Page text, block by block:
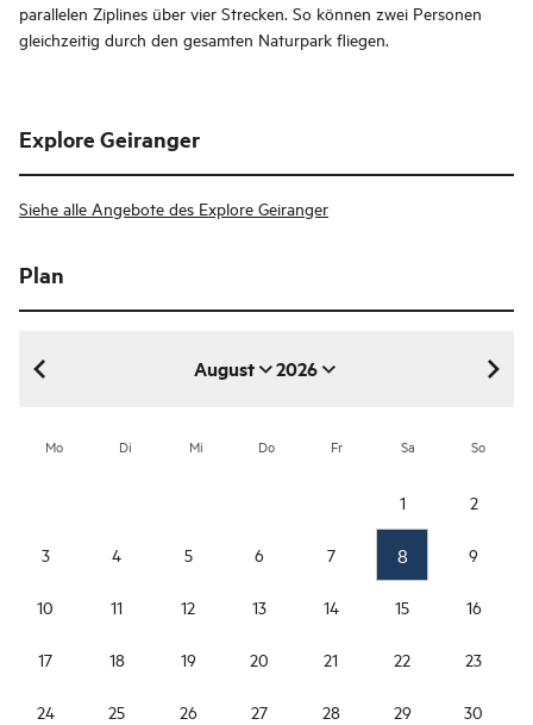
parallelen Ziplines über vier Strecken. So können zwei Personen
gleichzeitig durch den gesamten Naturpark fliegen.
Explore Geiranger
Siehe alle Angebote des Explore Geiranger
Plan
August 2026
August 2026
Mo Di Mi Do Fr Sa So
1 2
3 4 5 6 7 8 9
10 11 12 13 14 15 16
17 18 19 20 21 22 23
24 25 26 27 28 29 30